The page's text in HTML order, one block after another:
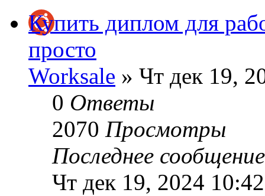
Купить диплом для
просто
Worksale » Чт дек 19,
0 Ответы
2070 Просмотры
Последнее
Чт дек 19, 2024